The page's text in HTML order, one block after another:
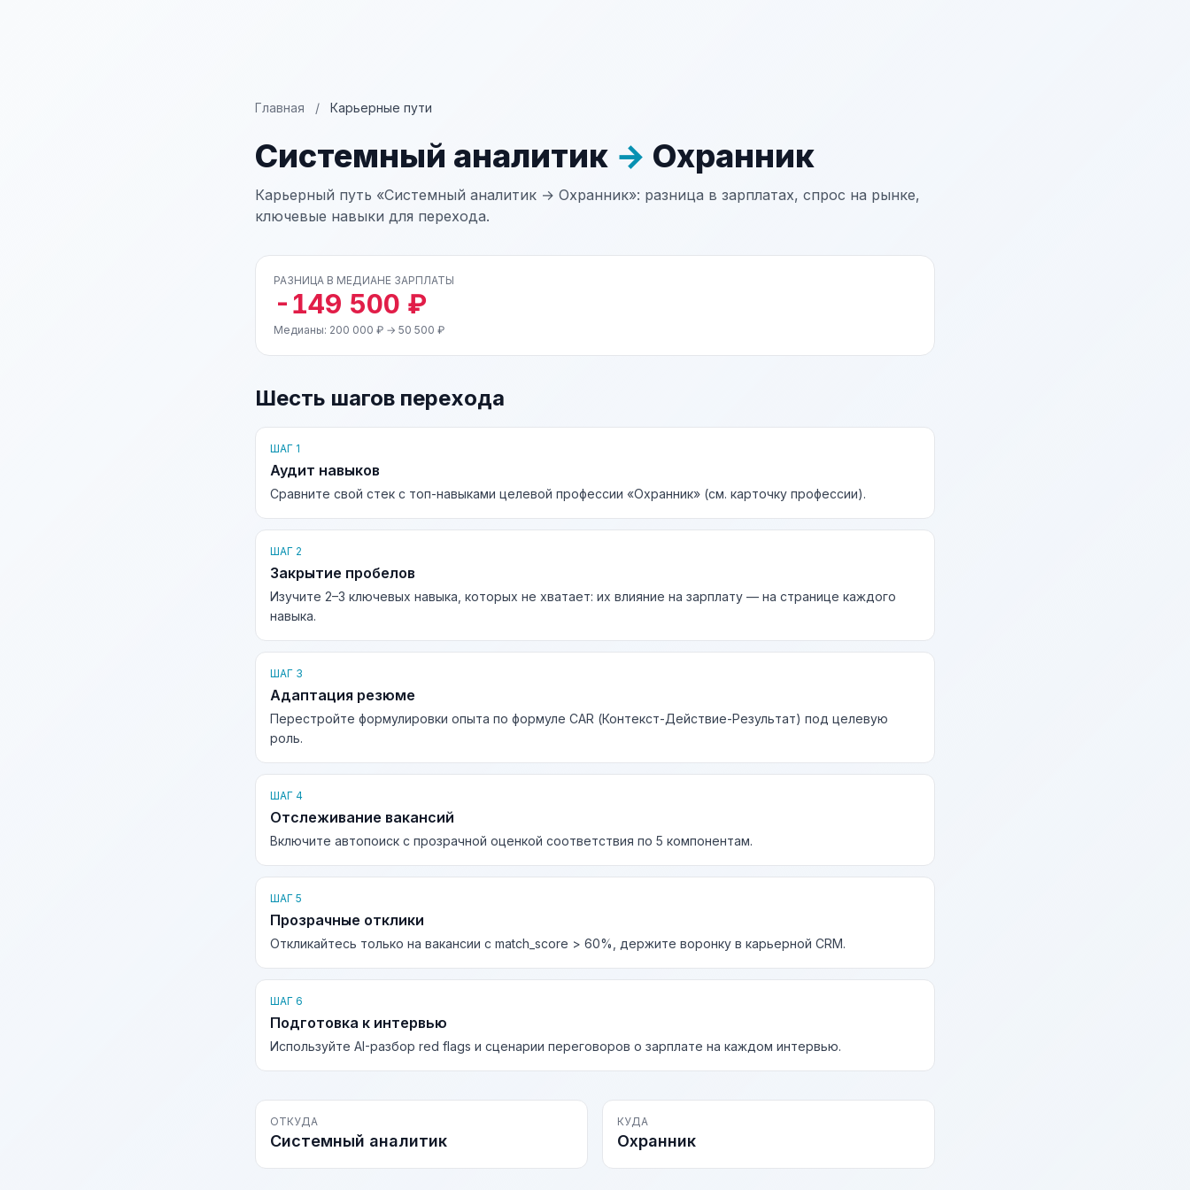
Главная / Карьерные пути
Системный аналитик → Охранник
Карьерный путь «Системный аналитик → Охранник»: разница в зарплатах, спрос на рынке,
ключевые навыки для перехода.
РАЗНИЦА В МЕДИАНЕ ЗАРПЛАТЫ
-149 500 ₽
Медианы: 200 000 ₽ → 50 500 ₽
Шесть шагов перехода
ШАГ 1
Аудит навыков
Сравните свой стек с топ-навыками целевой профессии «Охранник» (см. карточку профессии).
ШАГ 2
Закрытие пробелов
Изучите 2–3 ключевых навыка, которых не хватает: их влияние на зарплату — на странице каждого
навыка.
ШАГ 3
Адаптация резюме
Перестройте формулировки опыта по формуле CAR (Контекст-Действие-Результат) под целевую
роль.
ШАГ 4
Отслеживание вакансий
Включите автопоиск с прозрачной оценкой соответствия по 5 компонентам.
ШАГ 5
Прозрачные отклики
Откликайтесь только на вакансии с match_score > 60%, держите воронку в карьерной CRM.
ШАГ 6
Подготовка к интервью
Используйте AI-разбор red flags и сценарии переговоров о зарплате на каждом интервью.
ОТКУДА
Системный аналитик
КУДА
Охранник